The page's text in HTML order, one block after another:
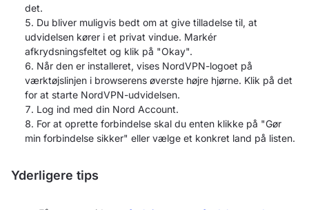
det.
Du bliver muligvis bedt om at give tilladelse til, at
udvidelsen kører i et privat vindue. Markér
afkrydsningsfeltet og klik på "Okay".
Når den er installeret, vises NordVPN-logoet på
værktøjslinjen i browserens øverste højre hjørne. Klik på det
for at starte NordVPN-udvidelsen.
Log ind med din Nord Account.
For at oprette forbindelse skal du enten klikke på "Gør
min forbindelse sikker" eller vælge et konkret land på listen.
Yderligere tips